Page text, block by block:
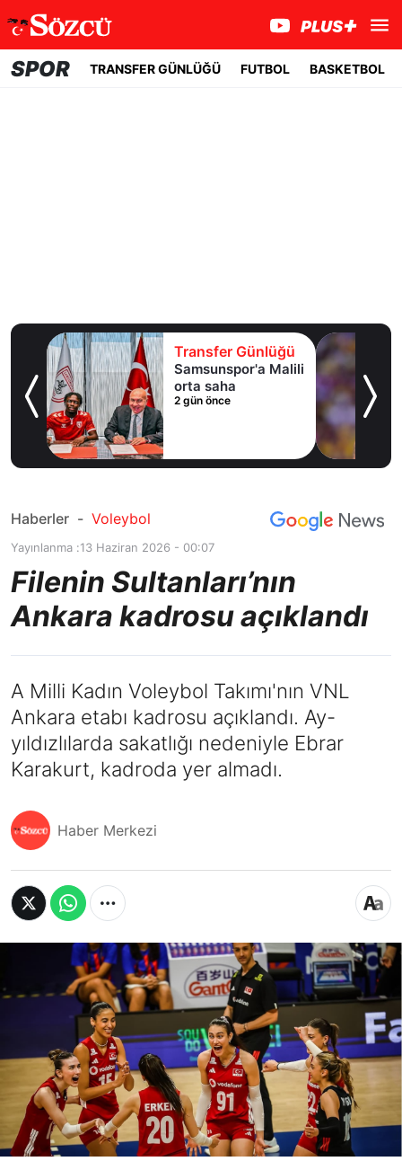
SPOR TRANSFER GÜNLÜĞÜ FUTBOL BASKETBOL
Transfer Günlüğü
Samsunspor'a Malili
orta saha
2 gün önce
Haberler - Voleybol
Yayınlanma :13 Haziran 2026 - 00:07
Filenin Sultanları’nın
Ankara kadrosu açıklandı
A Milli Kadın Voleybol Takımı'nın VNL
Ankara etabı kadrosu açıklandı. Ay-
yıldızlılarda sakatlığı nedeniyle Ebrar
Karakurt, kadroda yer almadı.
Haber Merkezi